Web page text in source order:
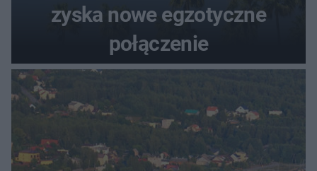
zyska nowe egzotyczne
połączenie